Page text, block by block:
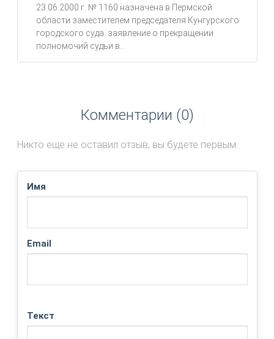
23.06.2000 г. № 1160 назначена в Пермской
области заместителем председателя Кунгурского
городского суда. заявление о прекращении
полномочий судьи в...
Комментарии (0)
Никто еще не оставил отзыв, вы будете первым.
Имя
Email
Текст